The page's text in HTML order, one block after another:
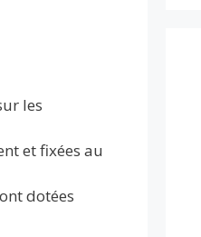
les
et fixées au
dotées